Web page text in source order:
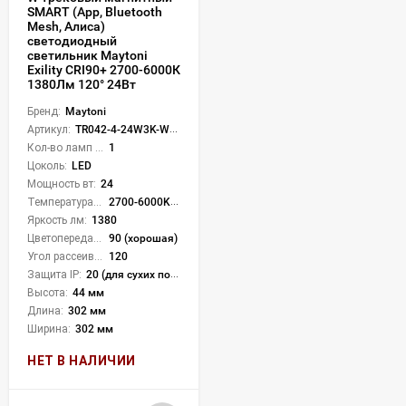
SMART (App, Bluetooth
Mesh, Алиса)
светодиодный
светильник Maytoni
Exility CRI90+ 2700-6000К
1380Лм 120° 24Вт
Бренд: Maytoni
Артикул: TR042-4-24W3K-WW-DS-W
1
Цоколь: LED
Мощность вт: 24
2700-6000K (плавная рег.)
Яркость лм: 1380
90 (хорошая)
120
Защита IP: 20 (для сухих пом.)
Высота: 44 мм
Длина: 302 мм
Ширина: 302 мм
НЕТ В НАЛИЧИИ